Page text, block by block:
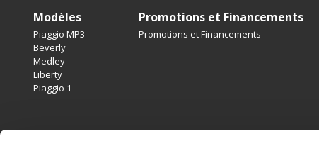
Modèles
Piaggio MP3
Beverly
Medley
Liberty
Piaggio 1
Promotions et Financements
Promotions et Financements